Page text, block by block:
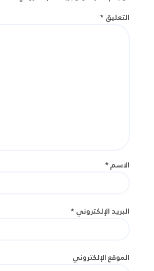
التعليق*
الاسم*
البريد الإلكتروني*
الموقع الإلكتروني